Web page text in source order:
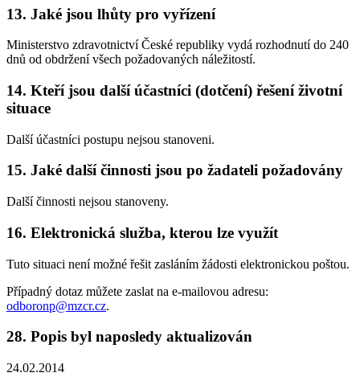
13. Jaké jsou lhůty pro vyřízení
Ministerstvo zdravotnictví České republiky vydá rozhodnutí do 240
dnů od obdržení všech požadovaných náležitostí.
14. Kteří jsou další účastníci (dotčení) řešení životní
situace
Další účastníci postupu nejsou stanoveni.
15. Jaké další činnosti jsou po žadateli požadovány
Další činnosti nejsou stanoveny.
16. Elektronická služba, kterou lze využít
Tuto situaci není možné řešit zasláním žádosti elektronickou poštou.
Případný dotaz můžete zaslat na e-mailovou adresu:
odboronp@mzcr.cz.
28. Popis byl naposledy aktualizován
24.02.2014